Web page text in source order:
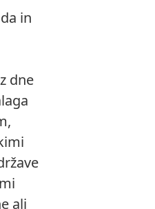
in
dne
ali